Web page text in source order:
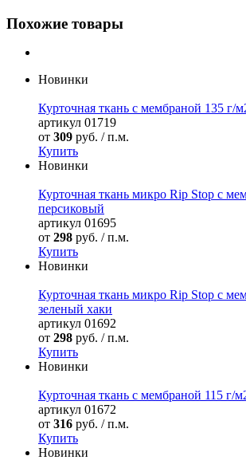
Похожие товары
Новинки
Курточная ткань с мембраной 135 г/
артикул 01719
от 309 руб. / п.м.
Купить
Новинки
Курточная ткань микро Rip Stop с
персиковый
артикул 01695
от 298 руб. / п.м.
Купить
Новинки
Курточная ткань микро Rip Stop с
зеленый хаки
артикул 01692
от 298 руб. / п.м.
Купить
Новинки
Курточная ткань с мембраной 115 г/
артикул 01672
от 316 руб. / п.м.
Купить
Новинки